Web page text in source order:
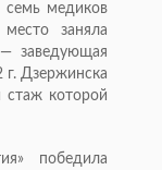
семь медиков
заняла
— заведующая
Дзержинска
стаж которой
победила